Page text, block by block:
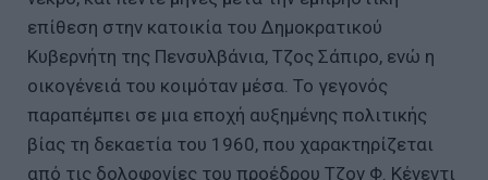
επίθεση στην κατοικία του Δημοκρατικού
Κυβερνήτη της Πενσυλβάνια, Τζος Σάπιρο, ενώ η
οικογένειά του κοιμόταν μέσα. Το γεγονός
παραπέμπει σε μια εποχή αυξημένης πολιτικής
βίας τη δεκαετία του 1960, που χαρακτηρίζεται
από τις δολοφονίες του προέδρου Τζον Φ. Κένεντι